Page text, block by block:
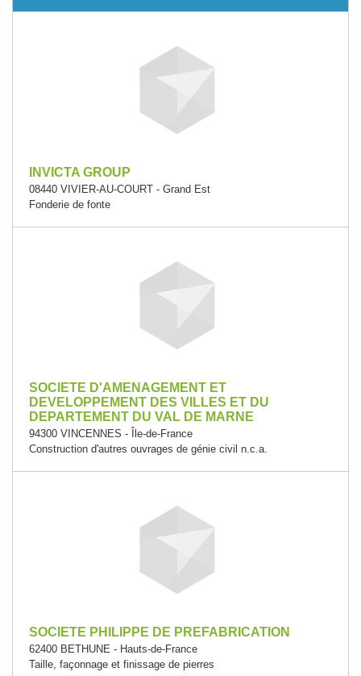
INVICTA GROUP
08440 VIVIER-AU-COURT - Grand Est
Fonderie de fonte
SOCIETE D'AMENAGEMENT ET
DEVELOPPEMENT DES VILLES ET DU
DEPARTEMENT DU VAL DE MARNE
94300 VINCENNES - Île-de-France
Construction d'autres ouvrages de génie civil n.c.a.
SOCIETE PHILIPPE DE PREFABRICATION
62400 BETHUNE - Hauts-de-France
Taille, façonnage et finissage de pierres